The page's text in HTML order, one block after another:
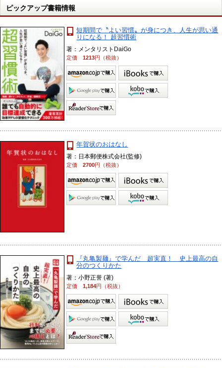
ピックアップ書籍情報
短期間で〝よい習慣〟が身につき、人生が思い通
りになる！ 超習慣術
著：メンタリストDaiGo
定価1213円（税抜）
年賀状のおはなし
著：日本郵便株式会社(監修)
定価2700円（税抜）
『丸亀製麺』で学んだ 超実直！ 史上最高の自
分のつくりかた
著：小野正誉 (著)
定価1,184円（税抜）